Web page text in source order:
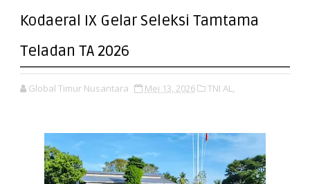
Kodaeral IX Gelar Seleksi Tamtama
Teladan TA 2026
Global Timur Nusantara Mei 13, 2026 TNI AL,